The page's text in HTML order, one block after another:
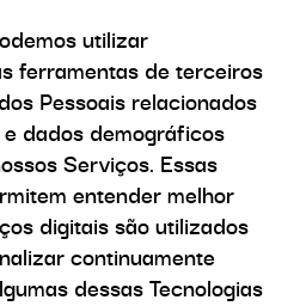
utilizar
ferramentas de terceiros
Pessoais relacionados
dados demográficos
Serviços. Essas
entender melhor
digitais são utilizados
continuamente
dessas Tecnologias